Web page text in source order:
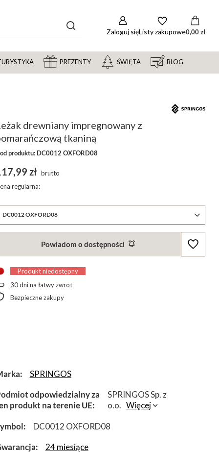
Zaloguj sięListy zakupowe0,00 zł
PREZENTY ŚWIĘTA BLOG
drewniany impregnowany z
tkaniną
produktu: DC0012 OXFORD08
DC0012 OXFORD08
zł brutto
regularna:
Powiadom o dostępności
Produkt niedostępny
30dni na łatwy zwrot
Bezpieczne zakupy
SPRINGOS
odpowiedzialny za
produkt na terenie UE
SPRINGOS Sp. z
o.o. Więcej
DC0012 OXFORD08
24 miesiące